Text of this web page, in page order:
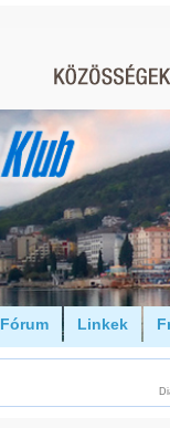
Fórum Linkek